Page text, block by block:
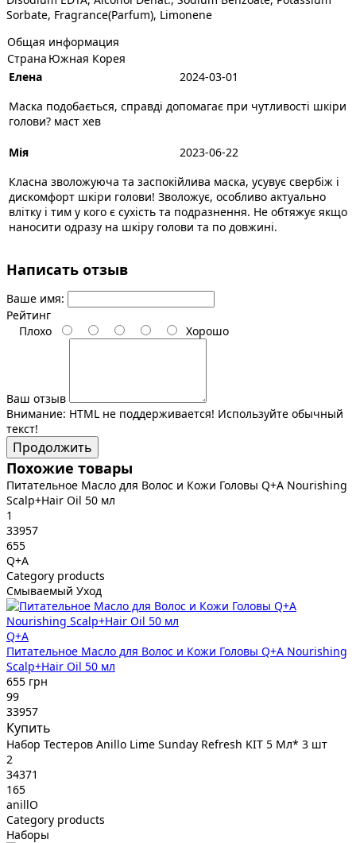
Sorbate, Fragrance(Parfum), Limonene
Общая информация
Страна Южная Корея
Елена
2024-03-01
Маска подобається, справді допомагає при чутливості шкіри
голови? маст хев
Мія
2023-06-22
Класна зволожуюча та заспокійлива маска, усувує свербіж і
дискомфорт шкіри голови! Зволожує, особливо актуально
влітку і тим у кого є сухість та подразнення. Не обтяжує якщо
наносити одразу на шкіру голови та по довжині.
Написать отзыв
Ваше имя:
Рейтинг
Плохо
Хорошо
Ваш отзыв
Внимание: HTML не поддерживается! Используйте обычный
текст!
Продолжить
Похожие товары
Питательное Масло для Волос и Кожи Головы Q+A Nourishing
Scalp+Hair Oil 50 мл
1
33957
655
Q+A
Category products
Смываемый Уход
Q+A
Питательное Масло для Волос и Кожи Головы Q+A Nourishing
Scalp+Hair Oil 50 мл
655 грн
99
33957
Купить
Набор Тестеров Anillo Lime Sunday Refresh KIT 5 Мл* 3 шт
2
34371
165
anillO
Category products
Наборы